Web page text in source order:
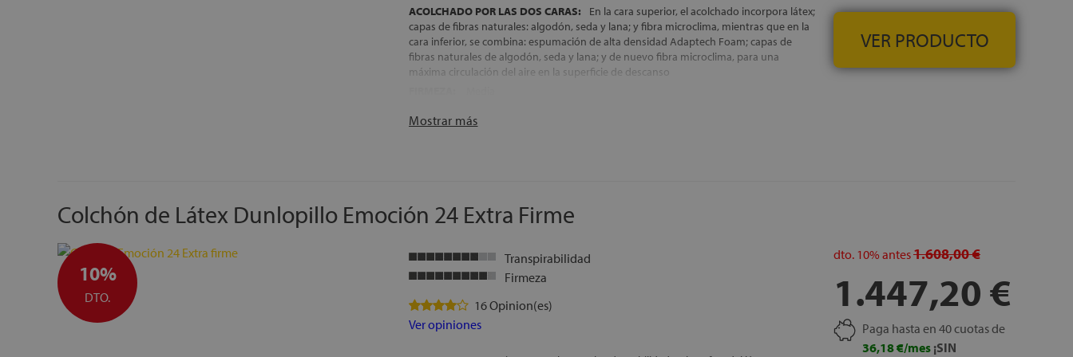
ACOLCHADO POR LAS DOS CARAS:
En la cara superior, el acolchado incorpora látex;
capas de fibras naturales: algodón, seda y lana; y fibra microclima, mientras que en la
cara inferior, se combina: espumación de alta densidad Adaptech Foam; capas de
fibras naturales de algodón, seda y lana; y de nuevo fibra microclima, para una
máxima circulación del aire en la superficie de descanso
considerado el mejor látex del mundo, y 12 cm de Látex Dunlop
colchón es ideal para su colocación sobre camas articuladas
TRANSPORTE, MONTAJE Y RETIRADA DEL ANTIGUO COLCHÓN, GRATUITOS
Mostrar más
VER PRODUCTO
Colchón de Látex Dunlopillo Emoción 24 Extra Firme
10%
DTO.
Transpirabilidad
Firmeza
16 Opinion(es)
Ver opiniones
dto. 10% antes1.608,00 €
1.447,20 €
Paga hasta en 40 cuotas de
36,18 €/mes ¡SIN